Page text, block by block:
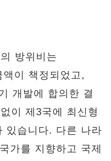
방위비는
이 책정되었고,
개발에 합의한 결
이 제3국에 최신형
있습니다. 다른 나라
가를 지향하고 국제